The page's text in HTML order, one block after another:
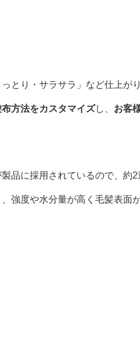
とり・サラサラ」など仕上が
方法をカスタマイズし、 お客
品に採用されているので、約2
強度や水分量が高く毛髪表面